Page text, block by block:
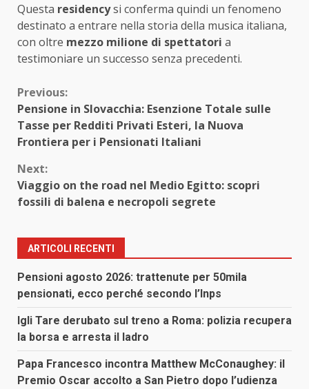
Questa residencysi conferma quindi un fenomeno
destinato a entrare nella storia della musica italiana,
con oltre mezzo milione di spettatori a
testimoniare un successo senza precedenti.
Continue
Reading
Previous:
Pensione in Slovacchia: Esenzione Totale sulle
Tasse per Redditi Privati Esteri, la Nuova
Frontiera per i Pensionati Italiani
Next:
Viaggio on the road nel Medio Egitto: scopri
fossili di balena e necropoli segrete
ARTICOLI RECENTI
Pensioni agosto 2026: trattenute per 50mila
pensionati, ecco perché secondo l’Inps
Igli Tare derubato sul treno a Roma: polizia recupera
la borsa e arresta il ladro
Papa Francesco incontra Matthew McConaughey: il
Premio Oscar accolto a San Pietro dopo l’udienza